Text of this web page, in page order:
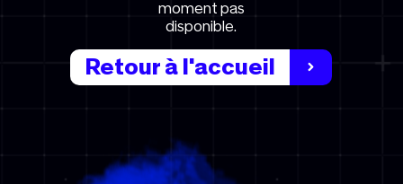
moment pas
disponible.
Retour à l'accueil